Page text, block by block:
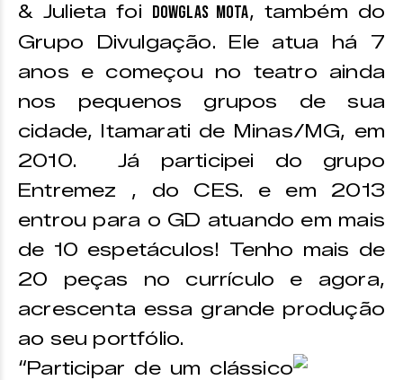
& Julieta foi Dowglas Mota, também do
Grupo Divulgação. Ele atua há 7
anos e começou no teatro ainda
nos pequenos grupos de sua
cidade, Itamarati de Minas/MG, em
2010. Já participei do grupo
Entremez , do CES. e em 2013
entrou para o GD atuando em mais
de 10 espetáculos! Tenho mais de
20 peças no currículo e agora,
acrescenta essa grande produção
ao seu portfólio.
“Participar de um clássico